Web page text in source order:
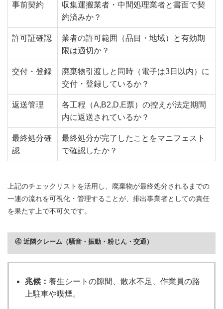
事前契約
収集運搬業者・中間処理業者と書面で契
約済みか？
許可証確認
業者の許可範囲（品目・地域）と有効期
限は適切か？
交付・登録
廃棄物引渡しと同時（電子は3日以内）に
交付・登録しているか？
返送管理
各工程（A,B2,D,E票）の控えが法定期間
内に返送されているか？
最終処分確
認
最終処分が完了したことをマニフェスト
で確認したか？
上記のチェックリストを活用し、廃棄物が最終処分されるまでの
一連の流れを可視化・管理することが、排出事業者としての責任
を果たす上で不可欠です。
④ 近隣クレーム（騒音・振動・粉じん・交通）
兆候： 養生シートの隙間、散水不足、作業員の路
上駐車や喫煙。